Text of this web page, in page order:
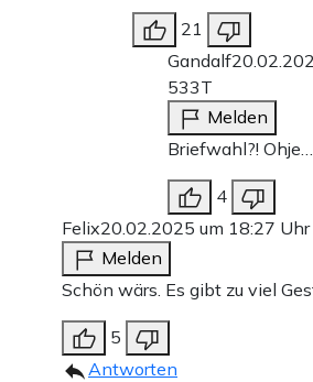
21
Gandalf
533T
Melden
Briefwahl?!
4
Felix20.02.2025 um 18:27 Uhr
Melden
Schön wärs. Es gibt zu viel
5
Antworten